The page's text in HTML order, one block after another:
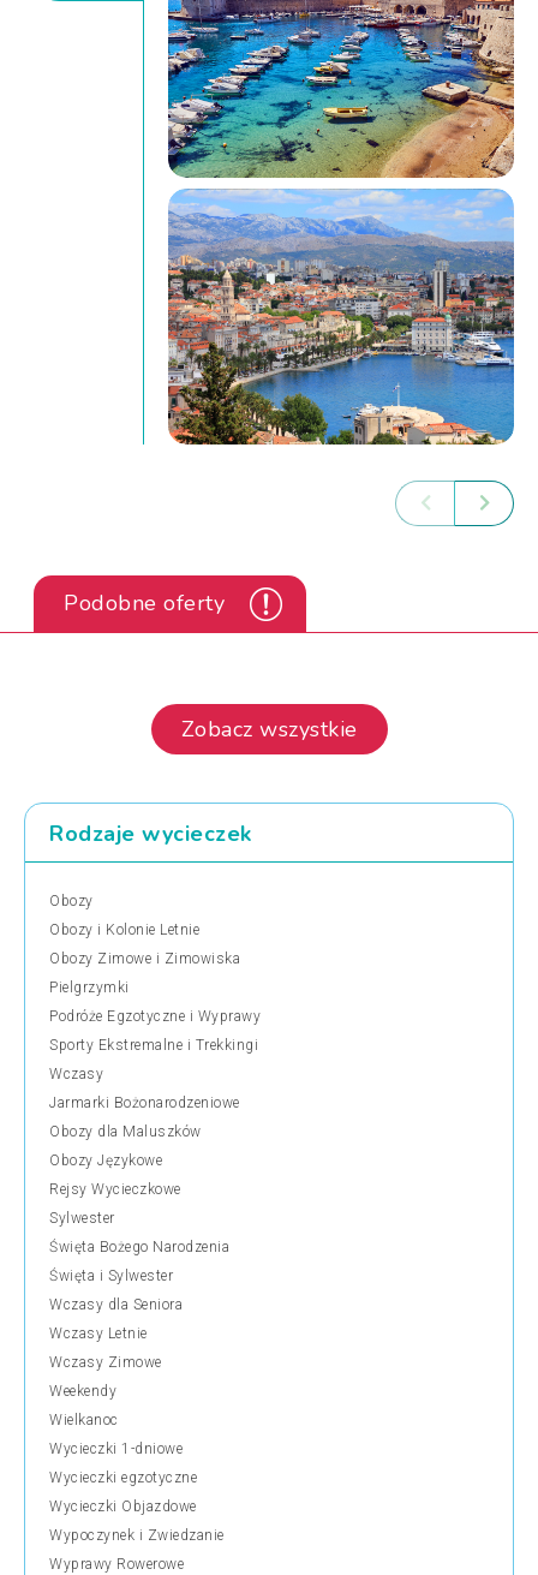
Podobne oferty
Zobacz wszystkie
Rodzaje wycieczek
Obozy
Obozy i Kolonie Letnie
Obozy Zimowe i Zimowiska
Pielgrzymki
Podróże Egzotyczne i Wyprawy
Sporty Ekstremalne i Trekkingi
Wczasy
Jarmarki Bożonarodzeniowe
Obozy dla Maluszków
Obozy Językowe
Rejsy Wycieczkowe
Sylwester
Święta Bożego Narodzenia
Święta i Sylwester
Wczasy dla Seniora
Wczasy Letnie
Wczasy Zimowe
Weekendy
Wielkanoc
Wycieczki 1-dniowe
Wycieczki egzotyczne
Wycieczki Objazdowe
Wypoczynek i Zwiedzanie
Wyprawy Rowerowe